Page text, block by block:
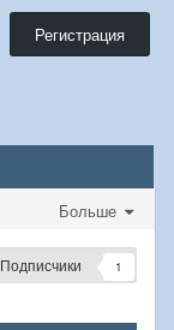
Регистрация
Больше
Подписчики 1